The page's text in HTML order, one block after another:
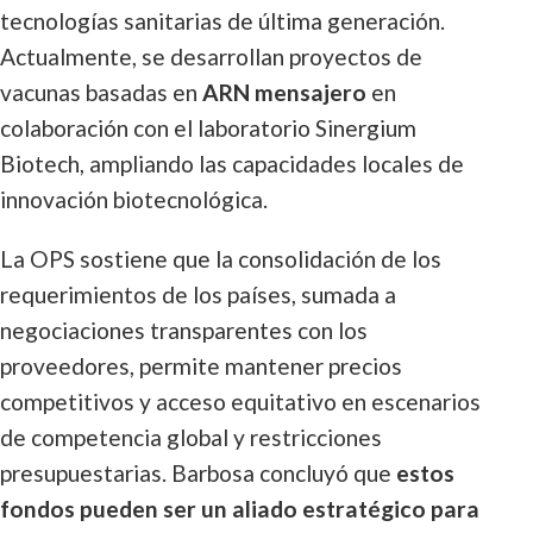
tecnologías sanitarias de última generación.
Actualmente, se desarrollan proyectos de
vacunas basadas en ARN mensajero en
colaboración con el laboratorio Sinergium
Biotech, ampliando las capacidades locales de
innovación biotecnológica.
La OPS sostiene que la consolidación de los
requerimientos de los países, sumada a
negociaciones transparentes con los
proveedores, permite mantener precios
competitivos y acceso equitativo en escenarios
de competencia global y restricciones
presupuestarias. Barbosa concluyó que estos
fondos pueden ser un aliado estratégico para